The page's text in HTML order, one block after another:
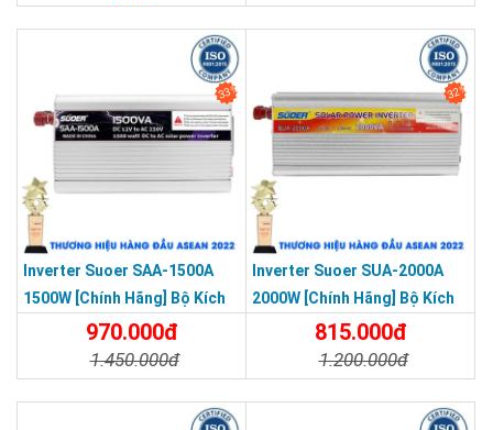
650.000đ
Đặt Mua
33%
Inverter Suoer SAA-1500A
1500W [Chính Hãng] Bộ Kích
Điện 12V Lên 220V - Máy Kích
Điện Sin Mô Phỏng
970.000đ
1.450.000đ
32%
Inverter Suoer SUA-2000A
2000W [Chính Hãng] Bộ Kích
Điện 12V Lên 220V - Máy Kích
Điện Sin Mô Phỏng
815.000đ
1.200.000đ